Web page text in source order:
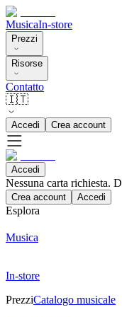
MusicaIn-store
Prezzi
Risorse
Contatto
🇮🇹
Accedi Crea account
Accedi
Nessuna carta richiesta.
Crea account Accedi
Esplora
Musica
In-store
PrezziCatalogo musicale